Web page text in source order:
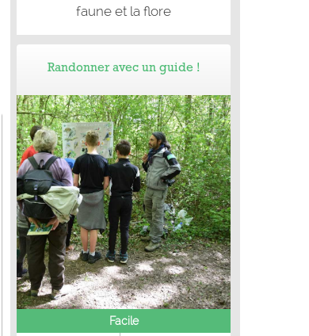
faune et la flore
Randonner avec un guide !
Facile